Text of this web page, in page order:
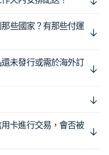
些國家？有那些付運
未發行或需於海外訂
卡進行交易，會否被